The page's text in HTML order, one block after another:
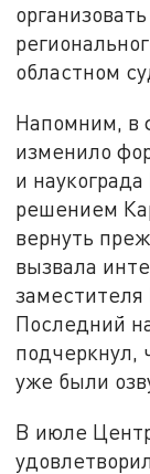
областном
Напомним, в
изменило
и
решением
вернуть
вызвала
Последний
подчеркнул,
уже были
В июле